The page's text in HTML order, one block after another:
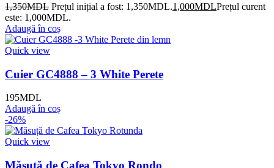
1,350MDL Prețul inițial a fost: 1,350MDL.1,000MDLPrețul curent
este: 1,000MDL.
Adaugă în coș
Quick view
Cuier GC4888 – 3 White Perete
195MDL
Adaugă în coș
-26%
Quick view
Măsuță de Cafea Tokyo Rondo